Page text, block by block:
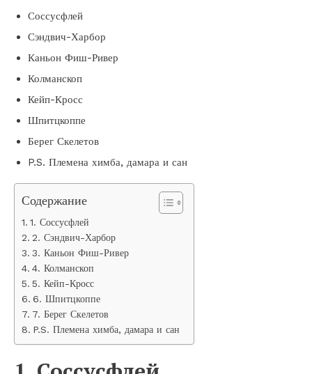
Соссусфлей
Сэндвич-Харбор
Каньон Фиш-Ривер
Колманскоп
Кейп-Кросс
Шпитцкоппе
Берег Скелетов
P.S. Племена химба, дамара и сан
Содержание
1. Соссусфлей
2. Сэндвич-Харбор
3. Каньон Фиш-Ривер
4. Колманскоп
5. Кейп-Кросс
6. Шпитцкоппе
7. Берег Скелетов
P.S. Племена химба, дамара и сан